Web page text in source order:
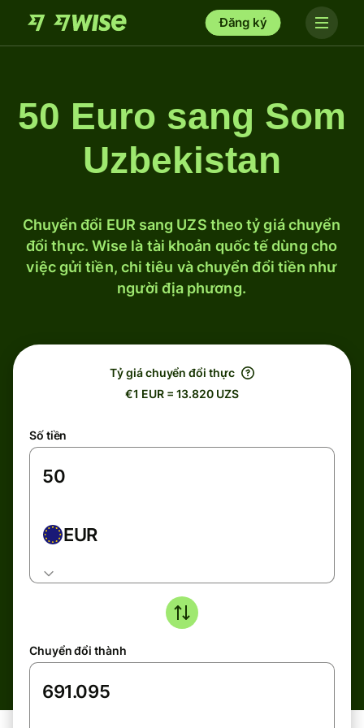
Đăng ký
50 Euro sang Som
Uzbekistan
Chuyển đổi EUR sang UZS theo tỷ giá chuyển
đổi thực. Wise là tài khoản quốc tế dùng cho
việc gửi tiền, chi tiêu và chuyển đổi tiền như
người địa phương.
Tỷ giá chuyển đổi thực
€1 EUR = 13.820 UZS
Số tiền
EUR
Chuyển đổi thành